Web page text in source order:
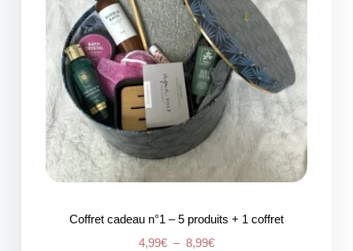
Coffret cadeau n°1 – 5 produits + 1 coffret
4,99€ – 8,99€